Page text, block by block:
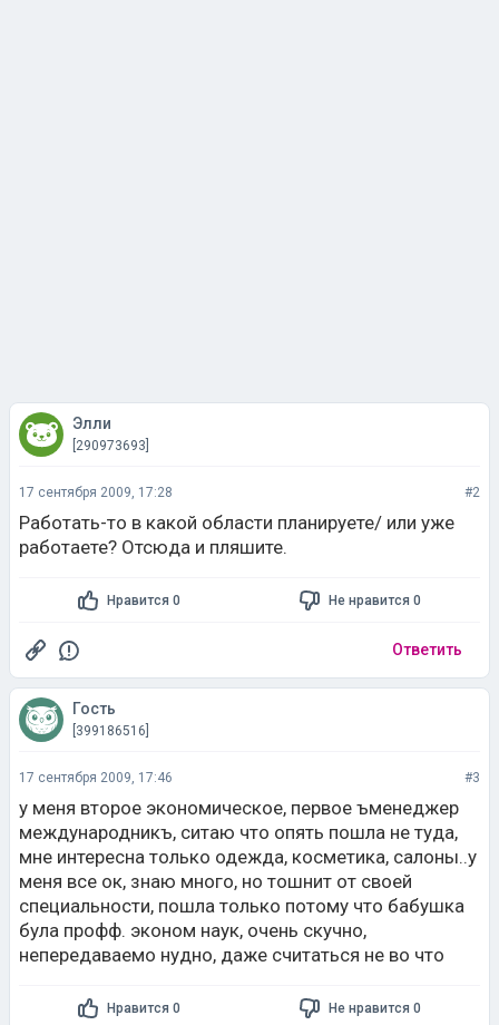
Элли
[290973693]
17 сентября 2009, 17:28 #2
Работать-то в какой области планируете/ или уже
работаете? Отсюда и пляшите.
Нравится 0 Не нравится 0
Ответить
Гость
[399186516]
17 сентября 2009, 17:46 #3
у меня второе экономическое, первое ъменеджер
международникъ, ситаю что опять пошла не туда,
мне интересна только одежда, косметика, салоны..у
меня все ок, знаю много, но тошнит от своей
специальности, пошла только потому что бабушка
була профф. эконом наук, очень скучно,
непередаваемо нудно, даже считаться не во что
Нравится 0 Не нравится 0